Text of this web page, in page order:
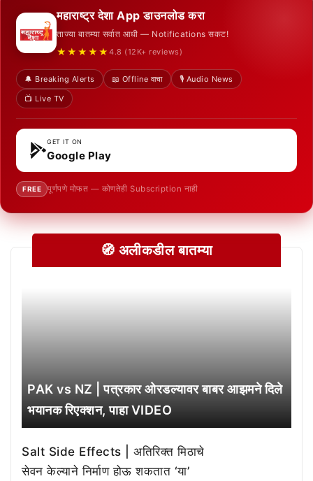
महाराष्ट्र देशा App डाउनलोड करा
ताज्या बातम्या सर्वात आधी — Notifications सकट!
★★★★★ 4.8 (12K+ reviews)
🔔 Breaking Alerts 📖 Offline वाचा
🎙️ Audio News
📺 Live TV
GET IT ON
Google Play
FREE पूर्णपणे मोफत — कोणतेही Subscription नाही
🧭 अलीकडील बातम्या
PAK vs NZ | पत्रकार ओरडल्यावर बाबर आझमने दिले
भयानक रिएक्शन, पाहा VIDEO
Salt Side Effects | अतिरिक्त मिठाचे
सेवन केल्याने निर्माण होऊ शकतात ‘या’